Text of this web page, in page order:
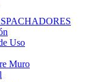
Uso
Muro